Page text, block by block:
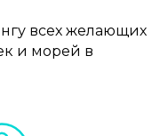
всех желающих
и морей в